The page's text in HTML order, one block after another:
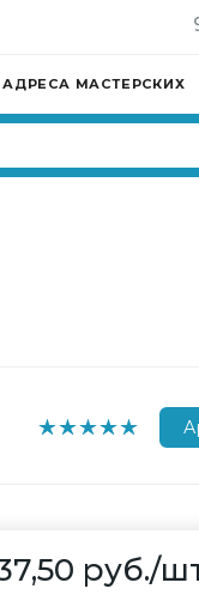
АДРЕСА МАСТЕРСКИХ
руб./